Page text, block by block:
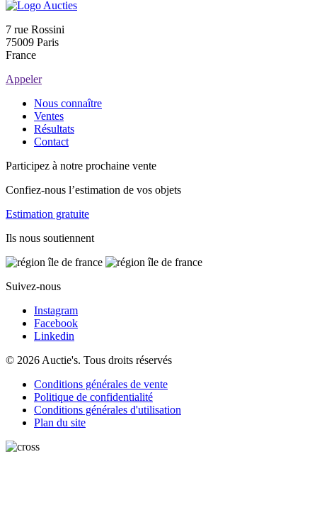
7 rue Rossini
75009 Paris
France
Appeler
Nous connaître
Ventes
Résultats
Contact
Participez à notre prochaine vente
Confiez-nous l’estimation de vos objets
Estimation gratuite
Ils nous soutiennent
Suivez-nous
Instagram
Facebook
Linkedin
© 2026 Auctie's. Tous droits réservés
Conditions générales de vente
Politique de confidentialité
Conditions générales d'utilisation
Plan du site